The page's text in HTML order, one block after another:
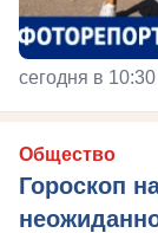
сегодня в 10:30
Общество
Гороскоп